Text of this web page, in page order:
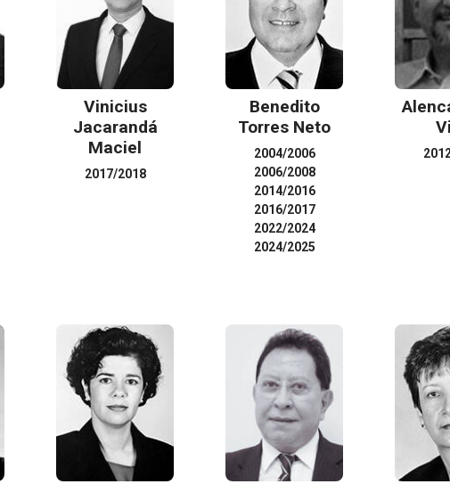
Vinicius
Jacarandá
Maciel
2017/2018
Benedito
Torres Neto
2004/2006
2006/2008
2014/2016
2016/2017
2022/2024
2024/2025